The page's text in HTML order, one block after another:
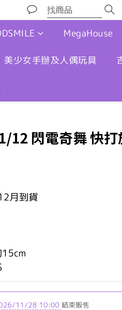
MegaHouse
美少女手辦及人偶玩具
12 閃電奇舞 快打
月到貨
11/28 10:00 結束販售